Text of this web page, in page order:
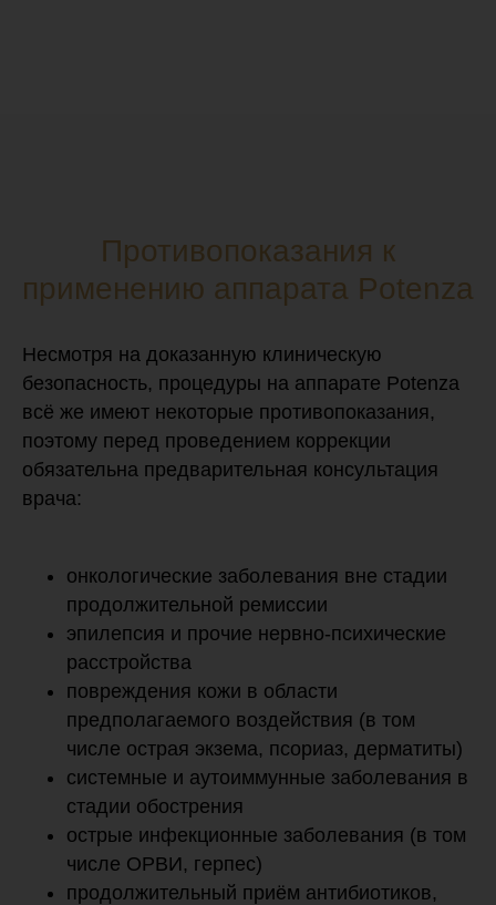
Противопоказания к
применению аппарата Potenza
Несмотря на доказанную клиническую
безопасность, процедуры на аппарате Potenza
всё же имеют некоторые противопоказания,
поэтому перед проведением коррекции
обязательна предварительная консультация
врача:
онкологические заболевания вне стадии
продолжительной ремиссии
эпилепсия и прочие нервно-психические
расстройства
повреждения кожи в области
предполагаемого воздействия (в том
числе острая экзема, псориаз, дерматиты)
системные и аутоиммунные заболевания в
стадии обострения
острые инфекционные заболевания (в том
числе ОРВИ, герпес)
продолжительный приём антибиотиков,